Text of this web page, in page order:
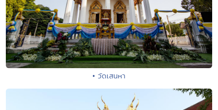
• วัดเสนหา